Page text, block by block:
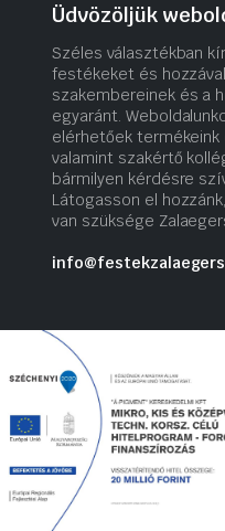
Üdvözöljük
Széles választékban
festékeket és
szakembereinek és a
egyaránt.
elérhetőek
valamint szakértő
bármilyen kérdésre
Látogasson el
van szüksége
Copyright 2022 ©